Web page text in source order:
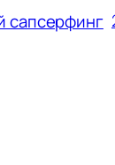
сапсерфинг